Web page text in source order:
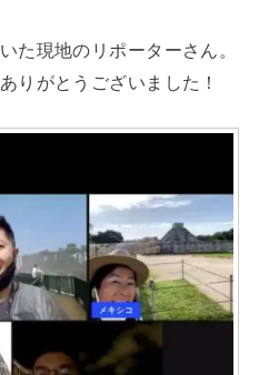
た現地のリポーターさん。
りがとうございました！